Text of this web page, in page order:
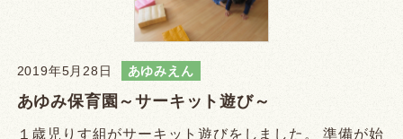
2019年5月28日 あゆみえん
あゆみ保育園～サーキット遊び～
１歳児りす組がサーキット遊びをしました。 準備が始